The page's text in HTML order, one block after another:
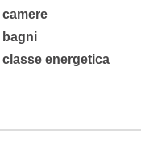
camere
bagni
classe energetica